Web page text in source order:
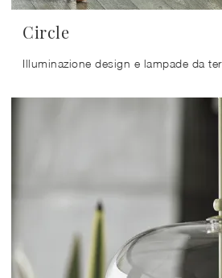
Circle